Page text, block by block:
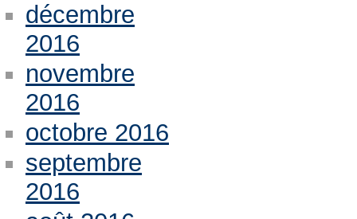
décembre
2016
novembre
2016
octobre 2016
septembre
2016